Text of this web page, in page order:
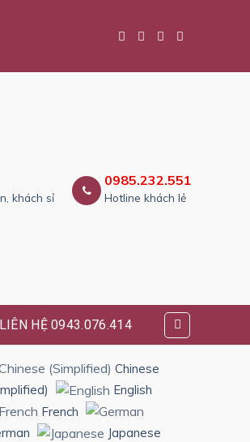
khách sỉ
0985.232.551
Hotline khách lẻ
LIÊN HỆ 0943.076.414
Chinese
English
French
Japanese